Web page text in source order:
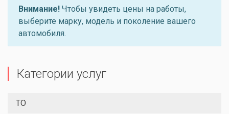
Внимание! Чтобы увидеть цены на работы,
выберите марку, модель и поколение вашего
автомобиля.
Категории услуг
ТО